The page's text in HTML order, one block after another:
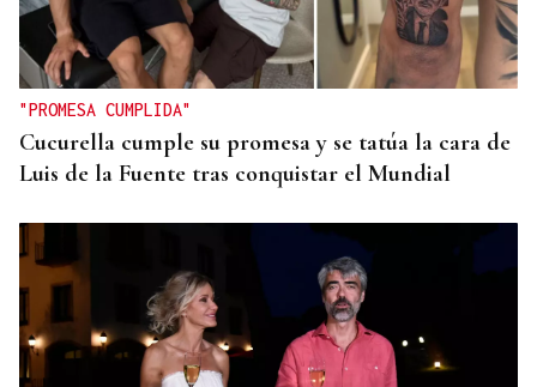
"PROMESA CUMPLIDA"
Cucurella cumple su promesa y se tatúa la cara de
Luis de la Fuente tras conquistar el Mundial